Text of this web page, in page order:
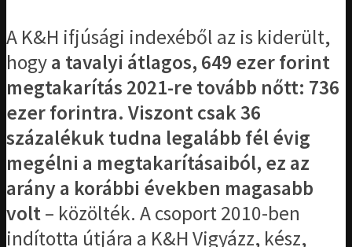
A K&H ifjúsági indexéből az is kiderült,
hogya tavalyi átlagos, 649 ezer forint
megtakarítás 2021-re tovább nőtt: 736
ezer forintra. Viszont csak 36
százalékuk tudna legalább fél évig
megélni a megtakarításaiból, ez az
arány a korábbi években magasabb
volt– közölték. A csoport 2010-ben
indította útjára a K&H Vigyázz, kész,